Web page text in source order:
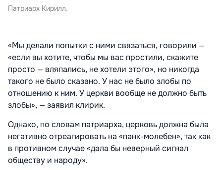
Патриарх Кирилл.
«Мы делали попытки с ними связаться, говорили —
«если вы хотите, чтобы мы вас простили, скажите
просто — вляпались, не хотели этого», но никогда
такого не было сказано. У нас не было злобы по
отношению к ним. У церкви вообще не должно быть
злобы», — заявил клирик.
Однако, по словам патриарха, церковь должна была
негативно отреагировать на «панк-молебен», так как
в противном случае «дала бы неверный сигнал
обществу и народу».